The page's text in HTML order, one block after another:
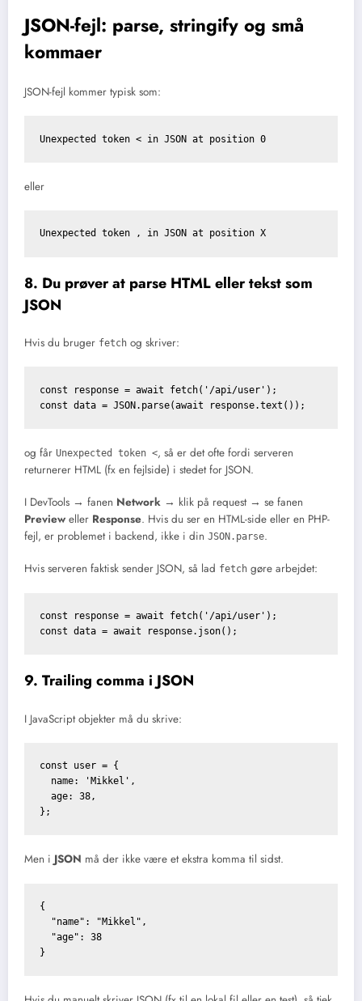
JSON-fejl: parse, stringify og små
kommaer
JSON-fejl kommer typisk som:
Unexpected token < in JSON at position 0
eller
Unexpected token , in JSON at position X
8. Du prøver at parse HTML eller tekst som
JSON
Hvis du bruger fetch og skriver:
const response = await fetch('/api/user');
const data = JSON.parse(await response.text());
og får Unexpected token <, så er det ofte fordi serveren
returnerer HTML (fx en fejlside) i stedet for JSON.
I DevTools → fanen Network → klik på request → se fanen
Preview eller Response. Hvis du ser en HTML-side eller en PHP-
fejl, er problemet i backend, ikke i din JSON.parse.
Hvis serveren faktisk sender JSON, så lad fetch gøre arbejdet:
const response = await fetch('/api/user');
const data = await response.json();
9. Trailing comma i JSON
I JavaScript objekter må du skrive:
const user = {
  name: 'Mikkel',
  age: 38,
};
Men i JSON må der ikke være et ekstra komma til sidst.
{
  "name": "Mikkel",
  "age": 38
}